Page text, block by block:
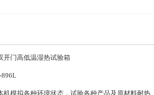
开门高低温湿热试验箱
机模拟各种环境状态，试验各种产品及原材料耐热、